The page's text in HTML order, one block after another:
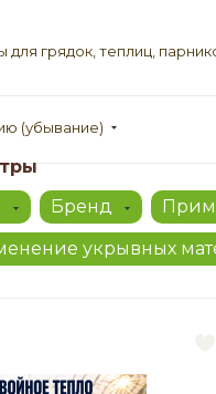
грядок, теплиц,
(убывание)
Бренд
укрывных